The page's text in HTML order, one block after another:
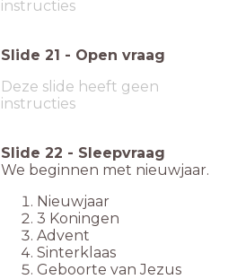
instructies
Slide 21 - Open vraag
Deze slide heeft geen
instructies
Slide 22 - Sleepvraag
We beginnen met nieuwjaar.
Nieuwjaar
3 Koningen
Advent
Sinterklaas
Geboorte van Jezus